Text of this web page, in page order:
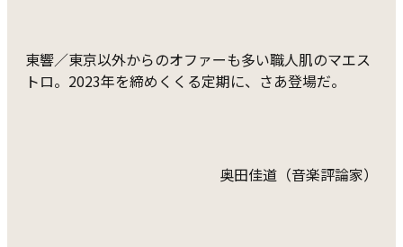
東響／東京以外からのオファーも多い職人肌のマエス
トロ。2023年を締めくくる定期に、さあ登場だ。
奥田佳道（音楽評論家）